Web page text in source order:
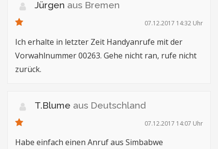
Jürgen aus Bremen
07.12.2017 14:32 Uhr
Ich erhalte in letzter Zeit Handyanrufe mit der
Vorwahlnummer 00263. Gehe nicht ran, rufe nicht
zurück.
T.Blume aus Deutschland
07.12.2017 14:07 Uhr
Habe einfach einen Anruf aus Simbabwe